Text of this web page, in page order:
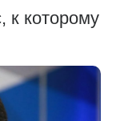
к которому